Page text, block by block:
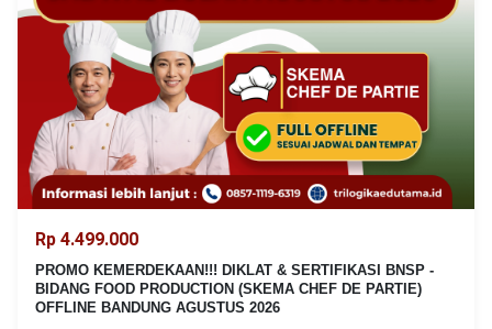
Rp 4.499.000
PROMO KEMERDEKAAN!!! DIKLAT & SERTIFIKASI BNSP -
BIDANG FOOD PRODUCTION (SKEMA CHEF DE PARTIE)
OFFLINE BANDUNG AGUSTUS 2026